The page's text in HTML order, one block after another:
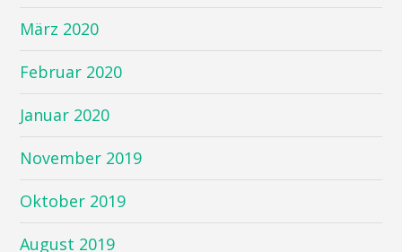
März 2020
Februar 2020
Januar 2020
November 2019
Oktober 2019
August 2019